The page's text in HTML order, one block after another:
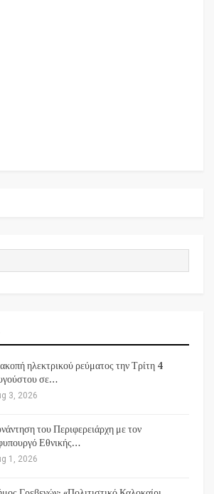
ηλεκτρικού ρεύματος την Τρίτη 4
σε…
3, 2026
του Περιφερειάρχη με τον
Εθνικής…
1, 2026